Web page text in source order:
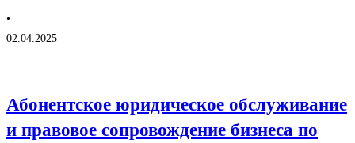
•
02.04.2025
Абонентское юридическое обслуживание
и правовое сопровождение бизнеса по